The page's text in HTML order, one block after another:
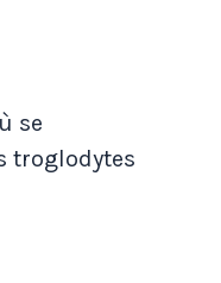
se
troglodytes